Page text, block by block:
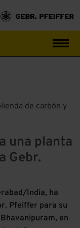
de carbón y
una planta
Gebr.
India, ha
Pfeiffer para su
en